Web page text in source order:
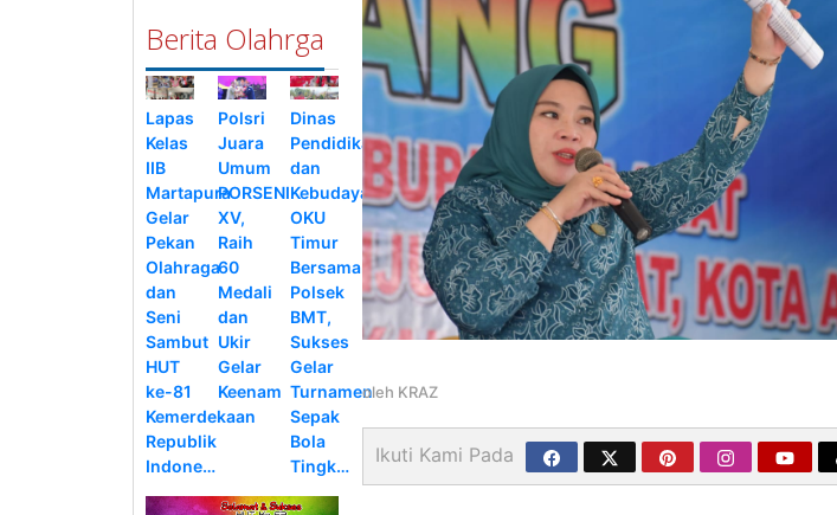
Berita Olahrga
Lapas
Kelas
IIB
Martapura
Gelar
Pekan
Olahraga
dan
Seni
Sambut
HUT
ke-81
Kemerdekaan
Republik
Indone…
Polsri
Juara
Umum
PORSENI
XV,
Raih
60
Medali
dan
Ukir
Gelar
Keenam
Dinas
Pendidikan
dan
Kebudayaan
OKU
Timur
Bersama
Polsek
BMT,
Sukses
Gelar
Turnamen
Sepak
Bola
Tingk…
oleh KRAZ
Ikuti Kami Pada